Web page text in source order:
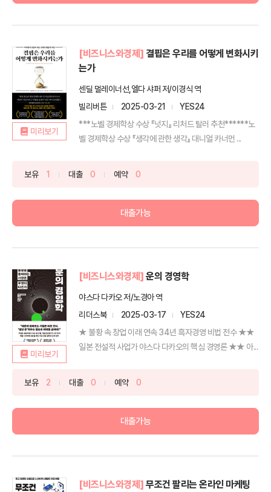
미리보기
[비즈니스와경제] 결핍은 우리를 어떻게 변화시키
는가
센딜 멀레이너선,엘다 샤퍼 저/이경식 역
빌리버튼
2025-03-21
YES24
***노벨 경제학상 수상 『넛지』 리처드 탈러 추천******노
벨 경제학상 수상 『생각에 관한 생각』 대니얼 카너먼 ...
보유 1 대출 0 예약 0
대출가능
미리보기
[비즈니스와경제] 운의 경영학
야스다 다카오 저/노경아 역
리더스북
2025-03-17
YES24
★ 불황 속 창업 이래 연속 34년 흑자경영 비법 전수 ★★
일본 전설적 사업가 야스다 다카오의 핵심 경영론 ★★ 아...
보유 2 대출 0 예약 0
대출가능
[비즈니스와경제] 무조건 팔리는 온라인 마케팅